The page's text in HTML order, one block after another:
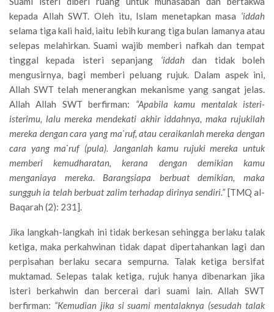
kepada Allah SWT. Oleh itu, Islam menetapkan masa ‘iddah
selama tiga kali haid, iaitu lebih kurang tiga bulan lamanya atau
selepas melahirkan. Suami wajib memberi nafkah dan tempat
tinggal kepada isteri sepanjang ‘iddahdan tidak boleh
mengusirnya, bagi memberi peluang rujuk. Dalam aspek ini,
Allah SWT telah menerangkan mekanisme yang sangat jelas.
Allah Allah SWT berfirman: “Apabila kamu mentalak isteri-
isterimu, lalu mereka mendekati akhir iddahnya, maka rujukilah
mereka dengan cara yang ma`ruf, atau ceraikanlah mereka dengan
cara yang ma`ruf (pula). Janganlah kamu rujuki mereka untuk
memberi kemudharatan, kerana dengan demikian kamu
menganiaya mereka. Barangsiapa berbuat demikian, maka
sungguh ia telah berbuat zalim terhadap dirinya sendiri.”[TMQ al-
Baqarah (2): 231].
Jika langkah-langkah ini tidak berkesan sehingga berlaku talak
ketiga, maka perkahwinan tidak dapat dipertahankan lagi dan
perpisahan berlaku secara sempurna. Talak ketiga bersifat
muktamad. Selepas talak ketiga, rujuk hanya dibenarkan jika
isteri berkahwin dan bercerai dari suami lain. Allah SWT
berfirman: “Kemudian jika si suami mentalaknya (sesudah talak